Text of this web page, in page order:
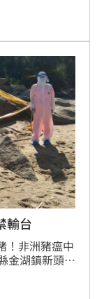
及相關加工
輸台
！非洲豬瘟中
金湖鎮新頭沙
擴大暫停